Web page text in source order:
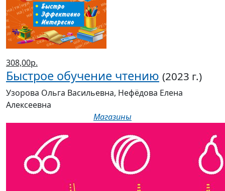
308,00р.
Быстрое обучение чтению (2023 г.)
Узорова Ольга Васильевна, Нефёдова Елена
Алексеевна
Магазины